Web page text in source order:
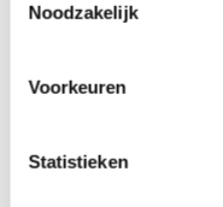
Noodzakelijk
Voorkeuren
Statistieken